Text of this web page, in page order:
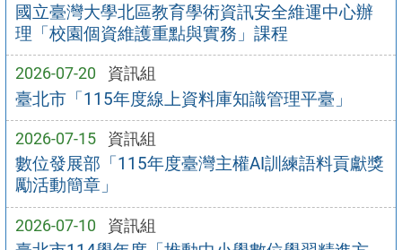
國立臺灣大學北區教育學術資訊安全維運中心辦
理「校園個資維護重點與實務」課程
2026-07-20 資訊組
臺北市「115年度線上資料庫知識管理平臺」
2026-07-15 資訊組
數位發展部「115年度臺灣主權AI訓練語料貢獻獎
勵活動簡章」
2026-07-10 資訊組